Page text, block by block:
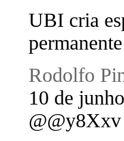
UBI cria
Rodolfo
10 de
@@y8Xxv